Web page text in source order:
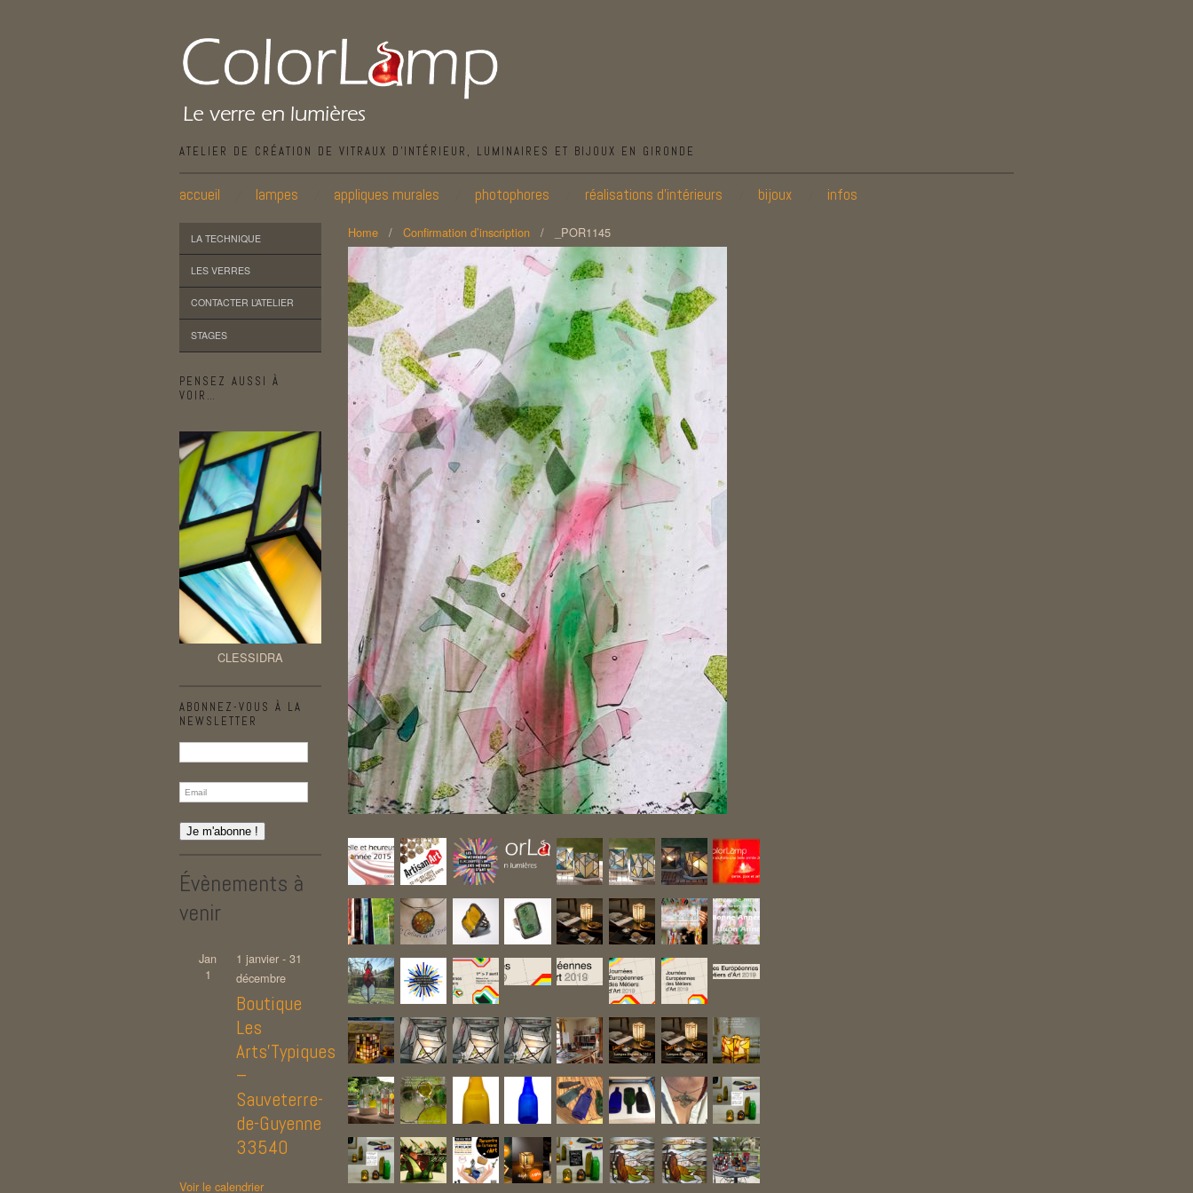
ATELIER DE CRÉATION DE VITRAUX D’INTÉRIEUR, LUMINAIRES ET BIJOUX EN GIRONDE
accueil lampes appliques murales photophores réalisations d’intérieurs bijoux infos
LA TECHNIQUE
LES VERRES
CONTACTER L’ATELIER
STAGES
PENSEZ AUSSI À
VOIR…
CLESSIDRA
ABONNEZ-VOUS À LA
NEWSLETTER
Évènements à
venir
Jan
1
1 janvier - 31
décembre
Boutique
Les
Arts’Typiques
–
Sauveterre-
de-Guyenne
33540
Voir le calendrier
Home / Confirmation d’inscription / _POR1145